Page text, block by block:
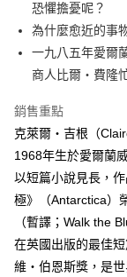
恐懼擔憂呢？
為什麼愈近的事
一九八五年愛爾
商人比爾‧費隆
銷售重點
克萊爾‧吉根（
1968年生於愛爾蘭
以短篇小說見長，
極》（Antarctica）
（暫譯；Walk the
在英國出版的最佳
維‧伯恩斯獎，是世